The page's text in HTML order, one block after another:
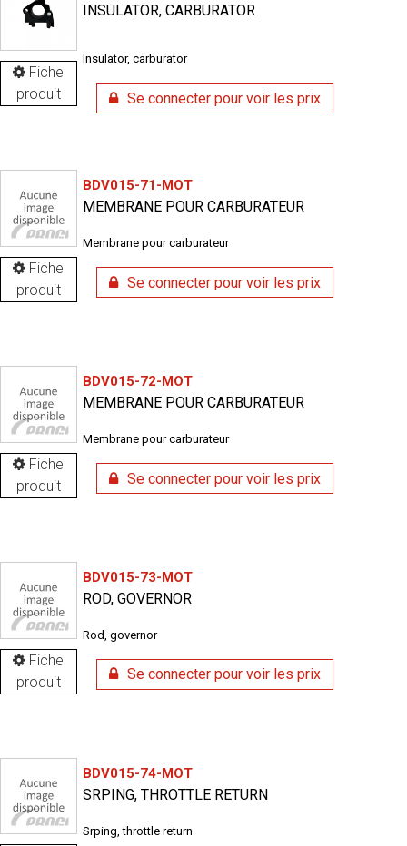
Fiche
produit
INSULATOR, CARBURATOR
Insulator, carburator
Se connecter pour voir les prix
Fiche
produit
BDV015-71-MOT
MEMBRANE POUR CARBURATEUR
Membrane pour carburateur
Se connecter pour voir les prix
Fiche
produit
BDV015-72-MOT
MEMBRANE POUR CARBURATEUR
Membrane pour carburateur
Se connecter pour voir les prix
Fiche
produit
BDV015-73-MOT
ROD, GOVERNOR
Rod, governor
Se connecter pour voir les prix
BDV015-74-MOT
SRPING, THROTTLE RETURN
Srping, throttle return